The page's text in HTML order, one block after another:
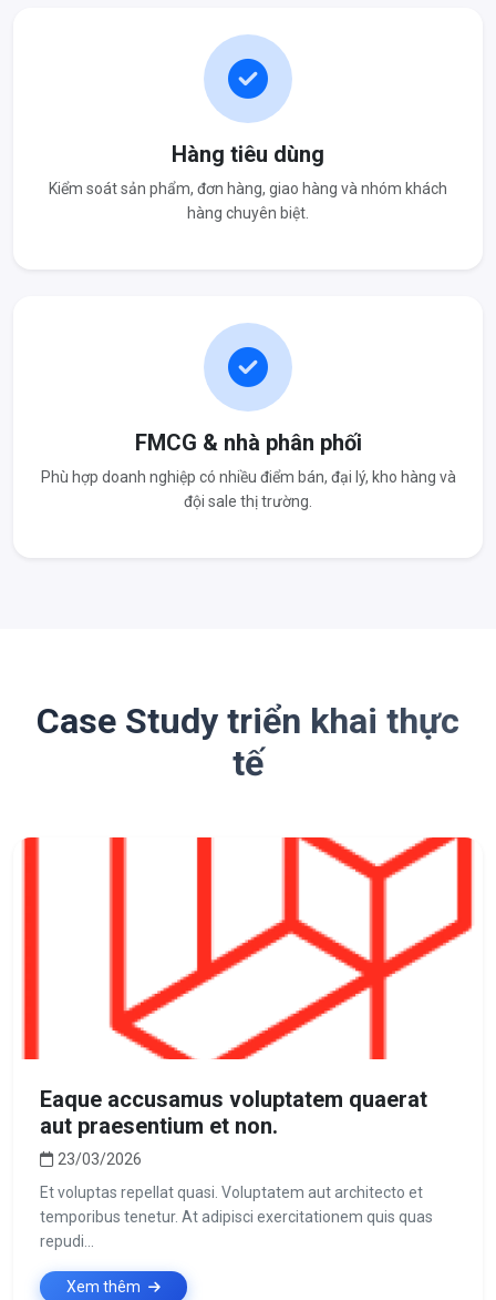
Hàng tiêu dùng
Kiểm soát sản phẩm, đơn hàng, giao hàng và nhóm khách
hàng chuyên biệt.
FMCG & nhà phân phối
Phù hợp doanh nghiệp có nhiều điểm bán, đại lý, kho hàng và
đội sale thị trường.
Case Study triển khai thực
tế
Eaque accusamus voluptatem quaerat
aut praesentium et non.
23/03/2026
Et voluptas repellat quasi. Voluptatem aut architecto et
temporibus tenetur. At adipisci exercitationem quis quas
repudi...
Xem thêm